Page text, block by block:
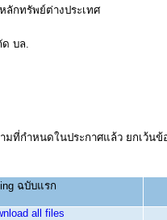
ลักทรัพย์ต่างประเทศ
บล.
ที่กำหนดในประกาศแล้ว ยกเว้น
ฉบับแรก
all files